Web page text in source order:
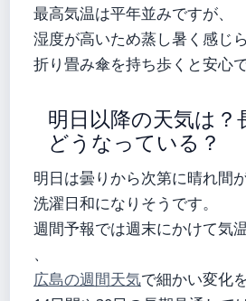
最高気温は平年並みですが、
湿度が高いため蒸し暑く感じ
折り畳み傘を持ち歩くと安心で
明日以降の天気は？
どうなっている？
明日は曇りから次第に晴れ間が
洗濯日和になりそうです。
週間予報では週末にかけて気
、
広島の週間天気で細かい変化